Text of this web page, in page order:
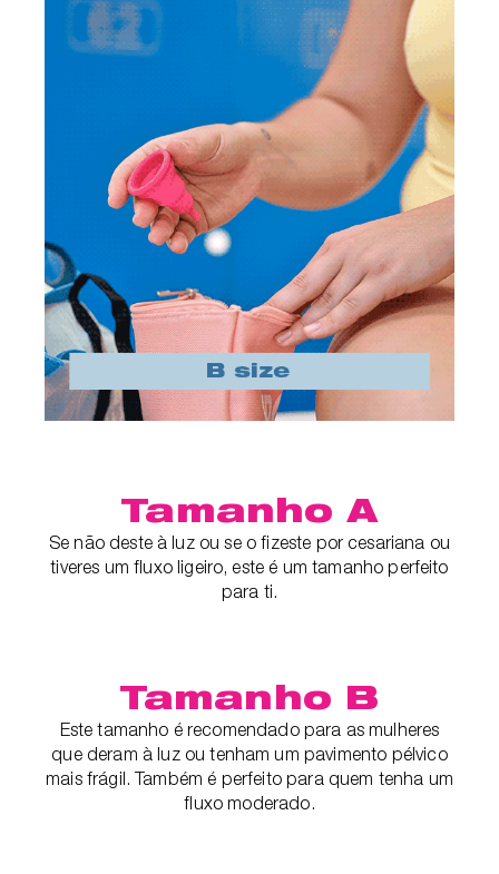
Tamanho A
Se não deste à luz ou se o fizeste por cesariana ou
tiveres um fluxo ligeiro, este é um tamanho perfeito
para ti.
Tamanho B
Este tamanho é recomendado para as mulheres
que deram à luz ou tenham um pavimento pélvico
mais frágil. Também é perfeito para quem tenha um
fluxo moderado.